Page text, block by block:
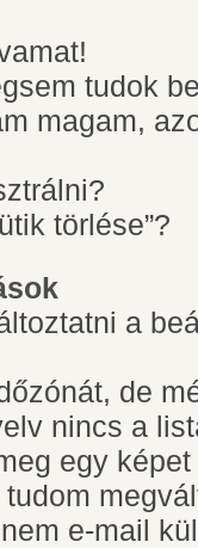
tudok
magam,
törlése”?
a
de
nincs a
egy
e-mail